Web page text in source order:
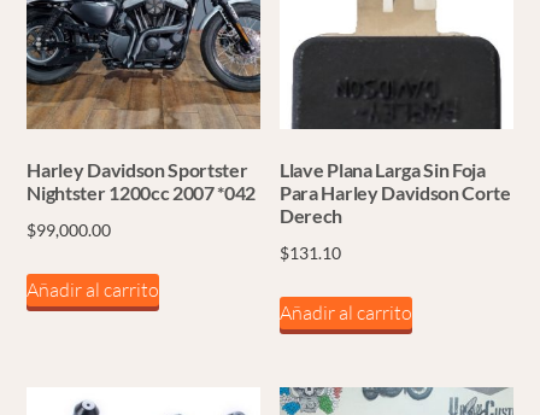
Harley Davidson Sportster
Nightster 1200cc 2007 *042
$99,000.00
Añadir al carrito
Llave Plana Larga Sin Foja
Para Harley Davidson Corte
Derech
$131.10
Añadir al carrito